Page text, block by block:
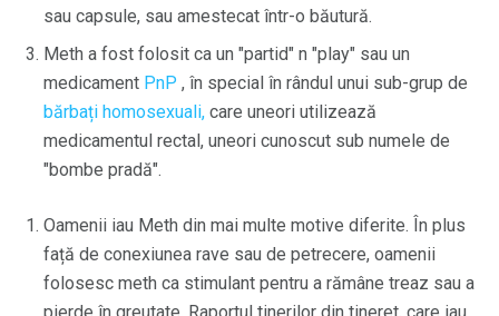
sau capsule, sau amestecat într-o băutură.
Meth a fost folosit ca un "partid" n "play" sau un
medicament PnP , în special în rândul unui sub-grup de
bărbați homosexuali, care uneori utilizează
medicamentul rectal, uneori cunoscut sub numele de
"bombe pradă".
Oamenii iau Meth din mai multe motive diferite. În plus
față de conexiunea rave sau de petrecere, oamenii
folosesc meth ca stimulant pentru a rămâne treaz sau a